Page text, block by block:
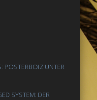
POSTERBOIZ UNTER
SYSTEM: DER